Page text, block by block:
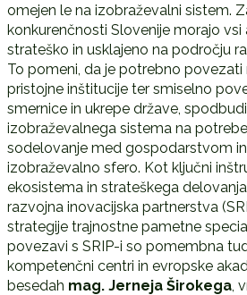
omejen le na izobraževalni sistem.
konkurenčnosti Slovenije morajo vsi
strateško in usklajeno na področju
To pomeni, da je potrebno povezati
pristojne inštitucije ter smiselno
smernice in ukrepe države,
izobraževalnega sistema na
sodelovanje med gospodarstvom
izobraževalno sfero. Kot ključni
ekosistema in strateškega
razvojna inovacijska partnerstva
strategije trajnostne pametne
povezavi s SRIP-i so pomembna
kompetenčni centri in evropske
besedah mag. Jerneja Širokega,